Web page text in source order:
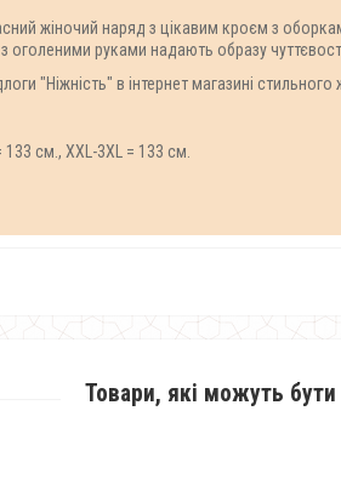
жіночий наряд з цікавим кроєм з
руками надають образу
"Ніжність" в інтернет магазині
см., XХL-3XL = 133 см.
Товари, які можуть бути